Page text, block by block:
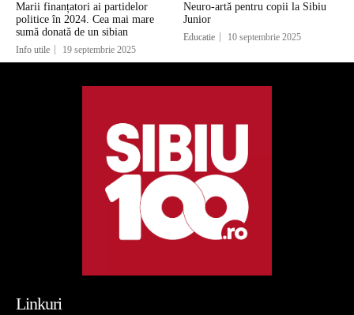
Marii finanțatori ai partidelor
politice în 2024. Cea mai mare
sumă donată de un sibian
Info utile 19 septembrie 2025
Neuro-artă pentru copii la Sibiu
Junior
Educatie 10 septembrie 2025
Linkuri